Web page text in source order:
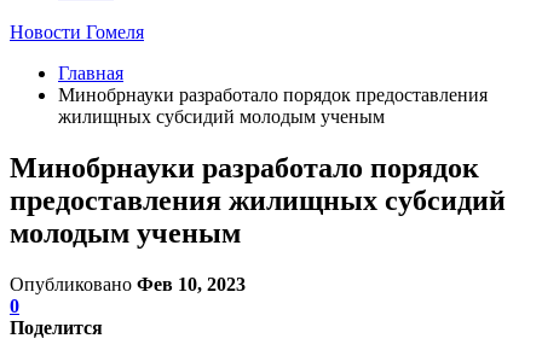
Новости Гомеля
Главная
Минобрнауки разработало порядок предоставления
жилищных субсидий молодым ученым
Минобрнауки разработало порядок
предоставления жилищных субсидий
молодым ученым
Опубликовано Фев 10, 2023
0
Поделится